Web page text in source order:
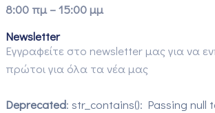
8:00 πμ – 15:00 μμ
Newsletter
Εγγραφείτε στο newsletter μας για να
πρώτοι για όλα τα νέα μας
Deprecated: str_contains(): Passing null